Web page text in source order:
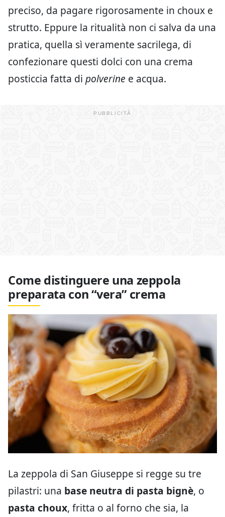
preciso, da pagare rigorosamente in choux e
strutto. Eppure la ritualità non ci salva da una
pratica, quella sì veramente sacrilega, di
confezionare questi dolci con una crema
posticcia fatta di polverine e acqua.
Come distinguere una zeppola
preparata con “vera” crema
La zeppola di San Giuseppe si regge su tre
pilastri: una base neutra di pasta bignè, o
pasta choux, fritta o al forno che sia, la